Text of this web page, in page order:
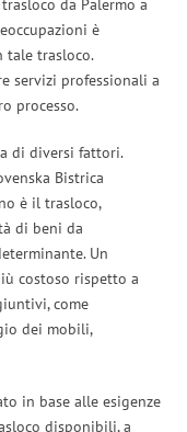
da Palermo a
è
tale trasloco.
servizi professionali a
processo.
di diversi fattori.
Bistrica
è il trasloco,
di beni da
Un
costoso rispetto a
come
dei mobili,
in base alle esigenze
disponibili, a